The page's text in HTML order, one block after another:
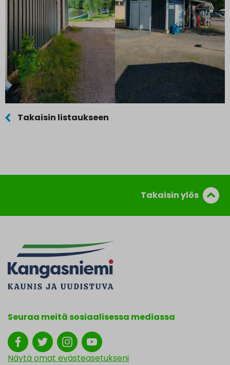
Takaisin listaukseen
Takaisin ylös
Seuraa meitä sosiaalisessa mediassa
Näytä omat evästeasetukseni